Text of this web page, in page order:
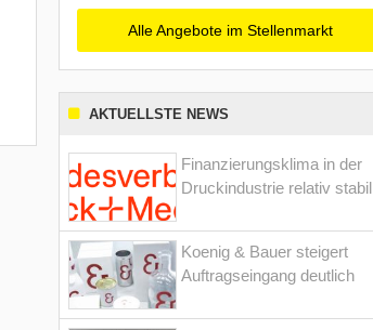
Alle Angebote im Stellenmarkt
AKTUELLSTE NEWS
Finanzierungsklima in der
Druckindustrie relativ stabil
Koenig & Bauer steigert
Auftragseingang deutlich